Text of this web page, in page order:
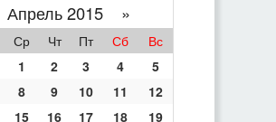
Апрель 2015 »
Ср Чт Пт Сб
Вс
1
2 3 4
5
8 9 10 11
12
15 16 17 18
19